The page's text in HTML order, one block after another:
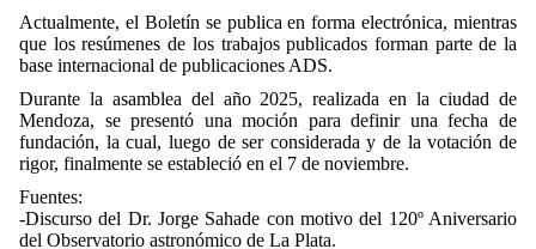
Actualmente, el Boletín se publica en forma electrónica, mientras
que los resúmenes de los trabajos publicados forman parte de la
base internacional de publicaciones ADS.
Durante la asamblea del año 2025, realizada en la ciudad de
Mendoza, se presentó una moción para definir una fecha de
fundación, la cual, luego de ser considerada y de la votación de
rigor, finalmente se estableció en el 7 de noviembre.
Fuentes:
-Discurso del Dr. Jorge Sahade con motivo del 120º Aniversario
del Observatorio astronómico de La Plata.